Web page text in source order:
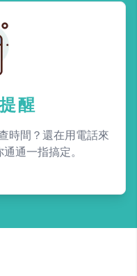
醒
時間？還在用電話來
通一指搞定。